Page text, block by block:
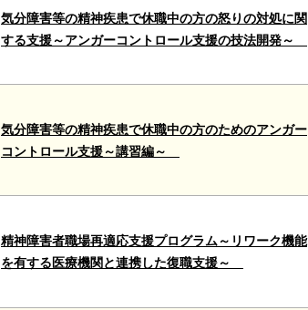
気分障害等の精神疾患で休職中の方の怒りの対処に関
する支援～アンガーコントロール支援の技法開発～
気分障害等の精神疾患で休職中の方のためのアンガー
コントロール支援～講習編～
精神障害者職場再適応支援プログラム～リワーク機能
を有する医療機関と連携した復職支援～